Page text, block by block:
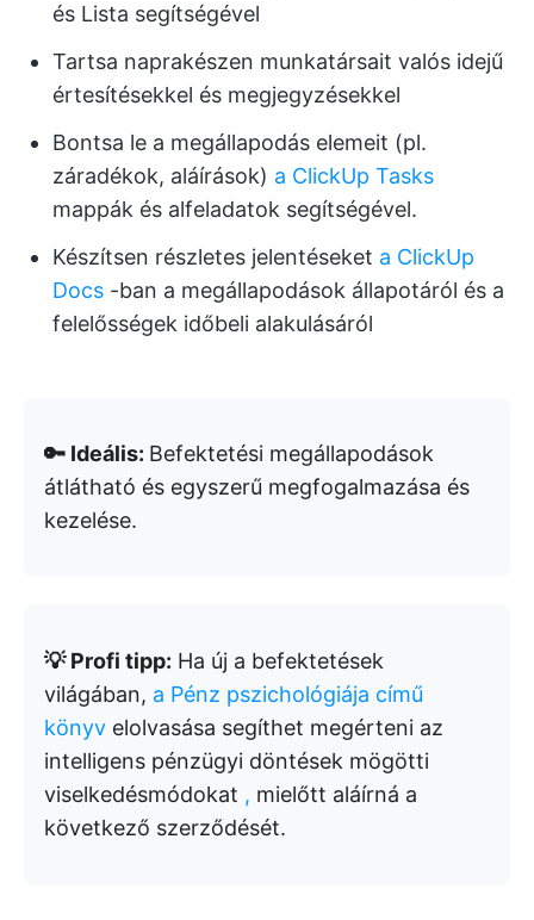
és Lista segítségével
Tartsa naprakészen munkatársait valós idejű
értesítésekkel és megjegyzésekkel
Bontsa le a megállapodás elemeit (pl.
záradékok, aláírások) a ClickUp Tasks
mappák és alfeladatok segítségével.
Készítsen részletes jelentéseket a ClickUp
Docs -ban a megállapodások állapotáról és a
felelősségek időbeli alakulásáról
🔑 Ideális: Befektetési megállapodások
átlátható és egyszerű megfogalmazása és
kezelése.
💡 Profi tipp: Ha új a befektetések
világában, a Pénz pszichológiája című
könyv elolvasása segíthet megérteni az
intelligens pénzügyi döntések mögötti
viselkedésmódokat , mielőtt aláírná a
következő szerződését.